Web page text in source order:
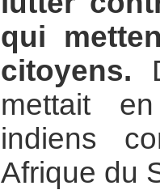
qui
citoyens.
mettait
indiens
Afrique du